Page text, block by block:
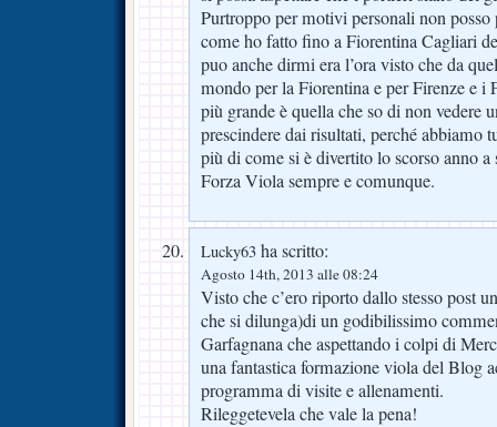
Purtroppo per motivi personali non
come ho fatto fino a Fiorentina Cagliari
puo anche dirmi era l’ora visto che da
mondo per la Fiorentina e per Firenze e i
più grande è quella che so di non vedere
prescindere dai risultati, perché abbiamo
più di come si è divertito lo scorso anno a
Forza Viola sempre e comunque.
Lucky63 ha scritto:
Agosto 14th, 2013 alle 08:24
Visto che c’ero riporto dallo stesso post
che si dilunga)di un godibilissimo
Garfagnana che aspettando i colpi di
una fantastica formazione viola del Blog
programma di visite e allenamenti.
Rileggetevela che vale la pena!